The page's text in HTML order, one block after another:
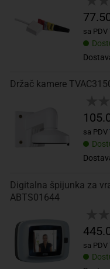
sa PDV
Držač kamere
sa PDV
Digitalna špijunka za
ABTS01644
sa PDV